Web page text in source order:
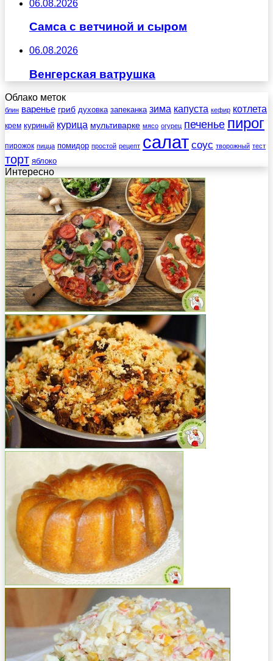
06.08.2026
Самса с ветчиной и сыром
06.08.2026
Венгерская ватрушка
Облако меток
блин варенье гриб духовка запеканка зима капуста кефир котлета
крем куриный курица мультиварке мясо огурец печенье пирог
пирожок пицца помидор простой рецепт салат соус творожный тест
торт яблоко
Интересно